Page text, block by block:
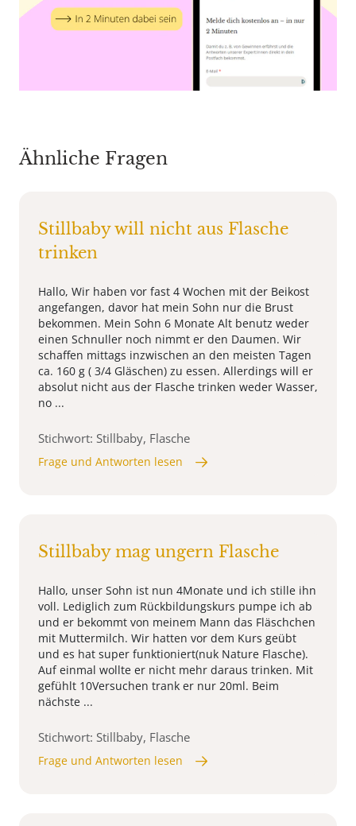
Ähnliche Fragen
Stillbaby will nicht aus Flasche
trinken
Hallo, Wir haben vor fast 4 Wochen mit der Beikost
angefangen, davor hat mein Sohn nur die Brust
bekommen. Mein Sohn 6 Monate Alt benutz weder
einen Schnuller noch nimmt er den Daumen. Wir
schaffen mittags inzwischen an den meisten Tagen
ca. 160 g ( 3/4 Gläschen) zu essen. Allerdings will er
absolut nicht aus der Flasche trinken weder Wasser,
no ...
Stichwort: Stillbaby, Flasche
Frage und Antworten lesen
Stillbaby mag ungern Flasche
Hallo, unser Sohn ist nun 4Monate und ich stille ihn
voll. Lediglich zum Rückbildungskurs pumpe ich ab
und er bekommt von meinem Mann das Fläschchen
mit Muttermilch. Wir hatten vor dem Kurs geübt
und es hat super funktioniert(nuk Nature Flasche).
Auf einmal wollte er nicht mehr daraus trinken. Mit
gefühlt 10Versuchen trank er nur 20ml. Beim
nächste ...
Stichwort: Stillbaby, Flasche
Frage und Antworten lesen